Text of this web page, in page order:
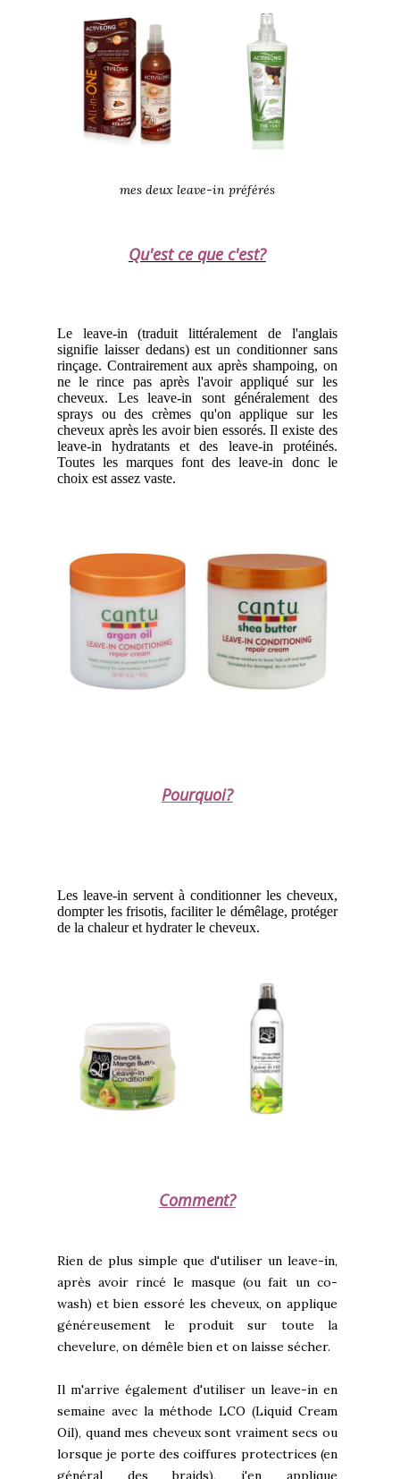
mes deux leave-in préférés
Qu'est ce que c'est?
Le leave-in (traduit littéralement de l'anglais
signifie laisser dedans) est un conditionner sans
rinçage. Contrairement aux après shampoing, on
ne le rince pas après l'avoir appliqué sur les
cheveux. Les leave-in sont généralement des
sprays ou des crèmes qu'on applique sur les
cheveux après les avoir bien essorés. Il existe des
leave-in hydratants et des leave-in protéinés.
Toutes les marques font des leave-in donc le
choix est assez vaste.
Pourquoi?
Les leave-in servent à conditionner les cheveux,
dompter les frisotis, faciliter le démêlage, protéger
de la chaleur et hydrater le cheveux.
Comment?
Rien de plus simple que d'utiliser un leave-in,
après avoir rincé le masque (ou fait un co-
wash) et bien essoré les cheveux, on applique
généreusement le produit sur toute la
chevelure, on démêle bien et on laisse sécher.
Il m'arrive également d'utiliser un leave-in en
semaine avec la méthode LCO (Liquid Cream
Oil), quand mes cheveux sont vraiment secs ou
lorsque je porte des coiffures protectrices (en